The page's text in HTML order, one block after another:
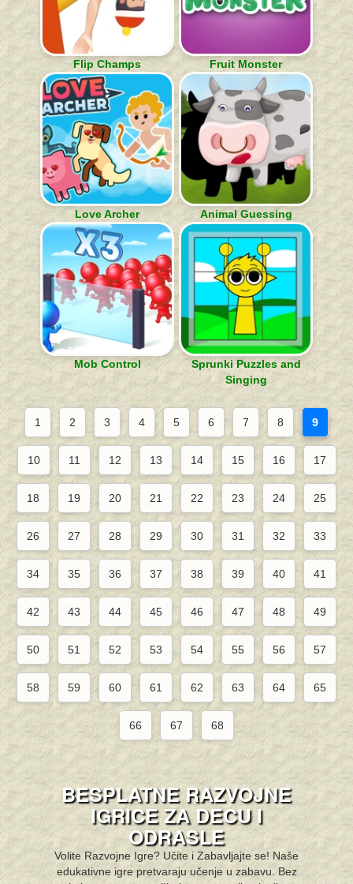
Flip Champs Fruit Monster
Love Archer Animal Guessing
Mob Control
Sprunki Puzzles and
Singing
1 2 3 4 5 6 7 8 9
10 11 12 13 14 15 16 17
18 19 20 21 22 23 24 25
26 27 28 29 30 31 32 33
34 35 36 37 38 39 40 41
42 43 44 45 46 47 48 49
50 51 52 53 54 55 56 57
58 59 60 61 62 63 64 65
66 67 68
BESPLATNE RAZVOJNE
IGRICE ZA DECU I
ODRASLE
Volite Razvojne Igre? Učite i Zabavljajte se! Naše
edukativne igre pretvaraju učenje u zabavu. Bez